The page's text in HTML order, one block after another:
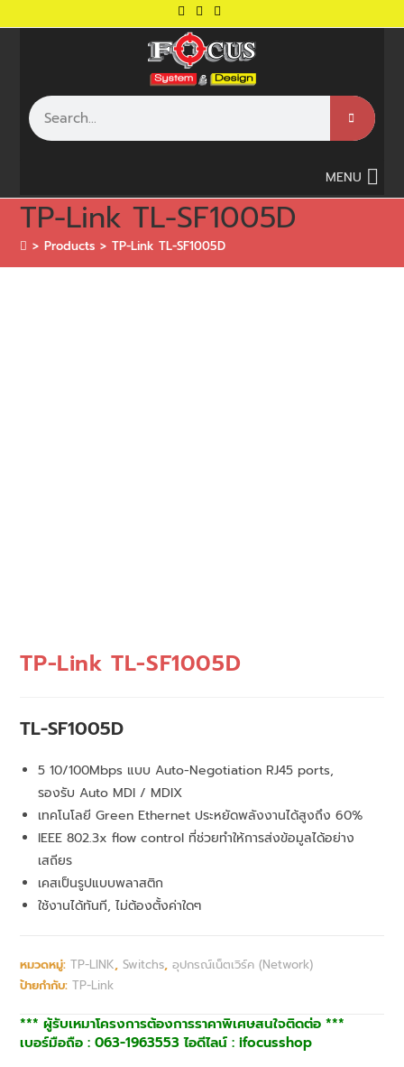
MENU
TP-Link TL-SF1005D
> Products > TP-Link TL-SF1005D
TP-Link TL-SF1005D
TL-SF1005D
5 10/100Mbps แบบ Auto-Negotiation RJ45 ports,
รองรับ Auto MDI / MDIX
เทคโนโลยี Green Ethernet ประหยัดพลังงานได้สูงถึง 60%
IEEE 802.3x flow control ที่ช่วยทำให้การส่งข้อมูลได้อย่าง
เสถียร
เคสเป็นรูปแบบพลาสติก
ใช้งานได้ทันที, ไม่ต้องตั้งค่าใดๆ
หมวดหมู่:TP-LINK,Switchs,อุปกรณ์เน็ตเวิร์ค (Network)
ป้ายกำกับ:TP-Link
*** ผู้รับเหมาโครงการต้องการราคาพิเศษสนใจติดต่อ ***
เบอร์มือถือ : 063-1963553 ไอดีไลน์ : ifocusshop